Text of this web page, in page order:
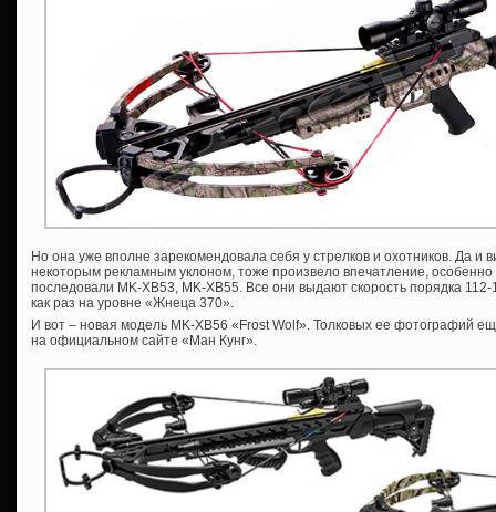
Но она уже вполне зарекомендовала себя у стрелков и охотников. Да и
некоторым рекламным уклоном, тоже произвело впечатление, особенно
последовали MK-XB53, MK-XB55. Все они выдают скорость порядка
как раз на уровне «Жнеца 370».
И вот – новая модель MK-XB56 «Frost Wolf». Толковых ее фотографий
на официальном сайте «Ман Кунг».